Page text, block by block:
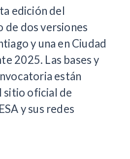
edición del
de dos versiones
y una en Ciudad
2025. Las bases y
están
sitio oficial de
y sus redes